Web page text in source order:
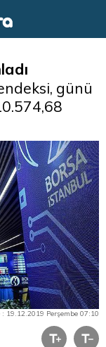
günü
: 19.12.2019 Perşembe 07:10